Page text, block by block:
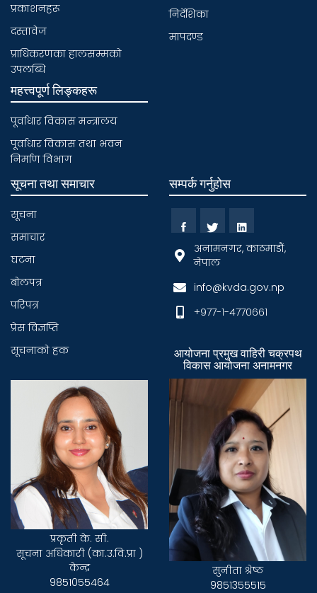
प्रकाशनहरू
दस्तावेज
प्राधिकरणका हालसम्मकाे
उपलब्धि
महत्त्वपूर्ण लिङ्कहरू
पूर्वाधार विकास मन्त्रालय
पूर्वाधार विकास तथा भवन
निर्माण विभाग
निर्देशिका
मापदण्ड
सूचना तथा समाचार
सूचना
समाचार
घटना
बाेलपत्र
परिपत्र
प्रेस विज्ञप्ति
सूचनाकाे हक
प्रकृती के. सी.
सूचना अधिकारी (का.उ.वि.प्रा )
केन्द्र
9851055464
सम्पर्क गर्नुहोस
अनामनगर, काठमाडौं,
नेपाल
info@kvda.gov.np
+९७७-१-४७७०६६१
आयोजना प्रमुख वाहिरी चक्रपथ
विकास आयोजना अनामनगर
सुनीता श्रेष्ठ
9851355515